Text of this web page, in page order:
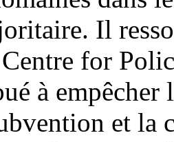
Il
for
à empêcher
et la